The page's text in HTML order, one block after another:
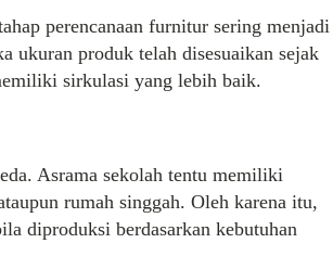
perencanaan furnitur sering menjadi
ukuran produk telah disesuaikan sejak
sirkulasi yang lebih baik.
Asrama sekolah tentu memiliki
rumah singgah. Oleh karena itu,
diproduksi berdasarkan kebutuhan